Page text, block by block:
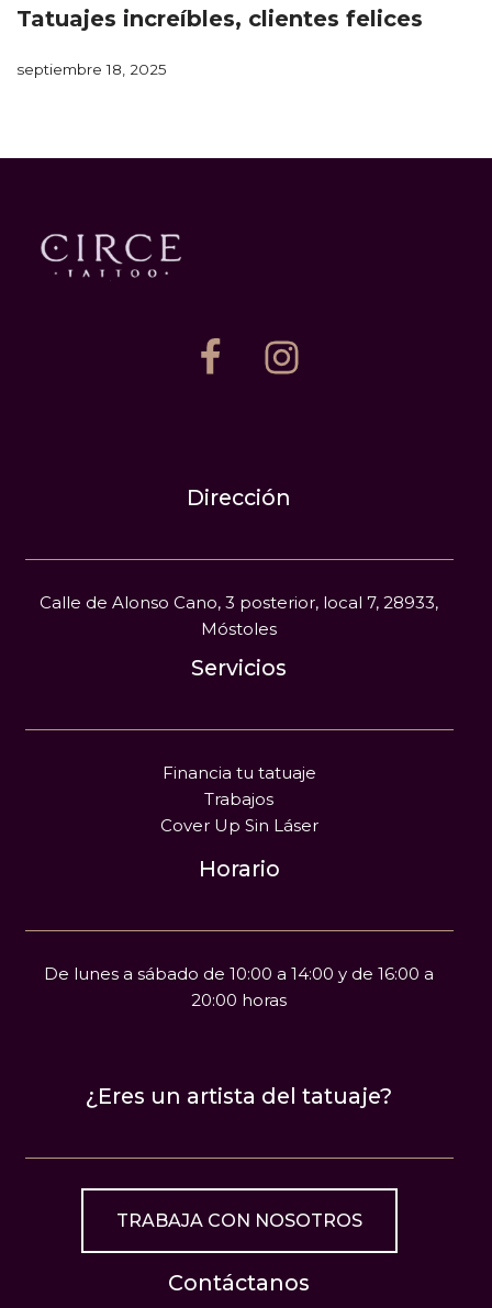
Tatuajes increíbles, clientes felices
septiembre 18, 2025
Dirección
Calle de Alonso Cano, 3 posterior, local 7, 28933,
Móstoles
Servicios
Financia tu tatuaje
Trabajos
Cover Up Sin Láser
Horario
De lunes a sábado de 10:00 a 14:00 y de 16:00 a
20:00 horas
¿Eres un artista del tatuaje?
TRABAJA CON NOSOTROS
Contáctanos